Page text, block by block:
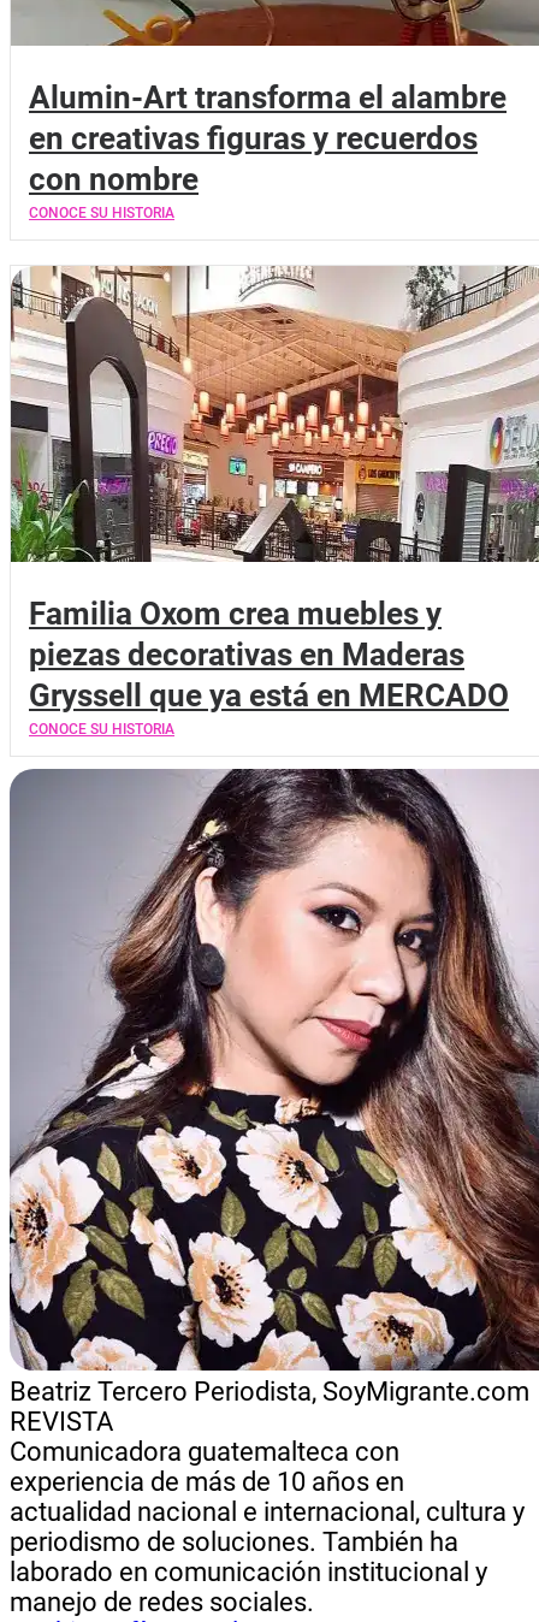
Alumin-Art transforma el alambre
en creativas figuras y recuerdos
con nombre
CONOCE SU HISTORIA
Familia Oxom crea muebles y
piezas decorativas en Maderas
Gryssell que ya está en MERCADO
CONOCE SU HISTORIA
Beatriz Tercero Periodista, SoyMigrante.com
REVISTA
Comunicadora guatemalteca con
experiencia de más de 10 años en
actualidad nacional e internacional, cultura y
periodismo de soluciones. También ha
laborado en comunicación institucional y
manejo de redes sociales.